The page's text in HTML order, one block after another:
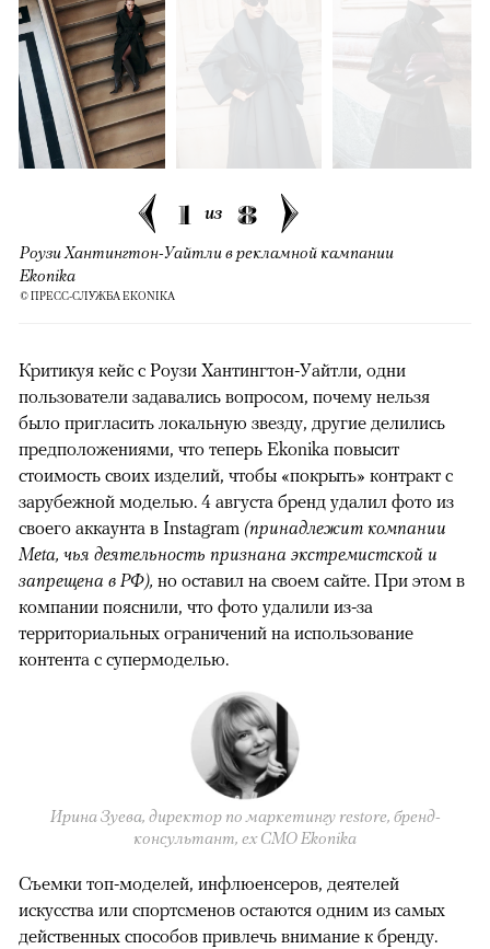
1 из 8
Роузи Хантингтон-Уайтли в рекламной кампании
Ekonika
© ПРЕСС-СЛУЖБА EKONIKA
Критикуя кейс с Роузи Хантингтон-Уайтли, одни
пользователи задавались вопросом, почему нельзя
было пригласить локальную звезду, другие делились
предположениями, что теперь Ekonika повысит
стоимость своих изделий, чтобы «покрыть» контракт с
зарубежной моделью. 4 августа бренд удалил фото из
своего аккаунта в Instagram (принадлежит компании
Meta, чья деятельность признана экстремистской и
запрещена в РФ), но оставил на своем сайте. При этом в
компании пояснили, что фото удалили из-за
территориальных ограничений на использование
контента с супермоделью.
Ирина Зуева, директор по маркетингу restore, бренд-
консультант, eх CMO Ekonika
Съемки топ-моделей, инфлюенсеров, деятелей
искусства или спортсменов остаются одним из самых
действенных способов привлечь внимание к бренду.